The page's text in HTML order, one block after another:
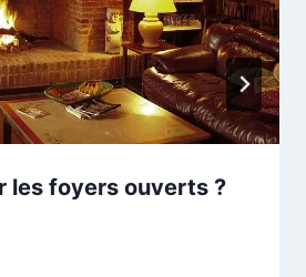
les foyers ouverts ?